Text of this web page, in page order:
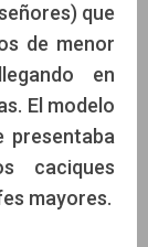
que
de menor
en
El modelo
presentaba
caciques
mayores.